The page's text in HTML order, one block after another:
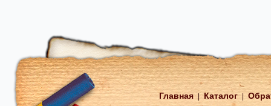
Главная Каталог